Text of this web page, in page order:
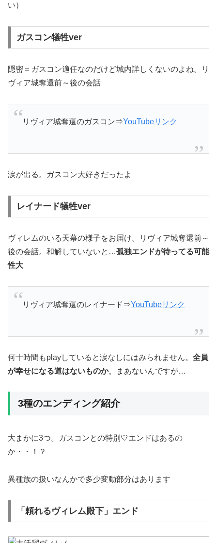
い）
ガスコン犠牲ver
隠密＝ガスコン適任なのだけど城内詳しくないのよね。リ
ヴィア城奪還前～後の会話
リヴィア城奪還のガスコン⇒YouTubeリンク
涙が出る。ガスコン大好きだったよ
レイナード犠牲ver
ヴィレムのいる天幕の様子をお届け。リヴィア城奪還前～
後の会話。和解していないと…孤独エンドが待ってる可能
性大
リヴィア城奪還のレイナード⇒YouTubeリンク
何十時間もplayしていると涙なしにはみられません。 全員
が幸せになる道はないものか。まあないんですが…
3種のエンディング紹介
大まかに3つ。ガスコンとの特別💛エンドはあるの
か・・！？
異種族の扱いなんかで多少変動部分はあります
「頼れるヴィレム殿下」エンド